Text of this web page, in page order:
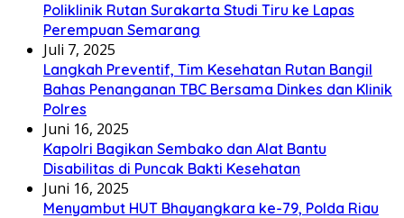
Poliklinik Rutan Surakarta Studi Tiru ke Lapas
Perempuan Semarang
Juli 7, 2025
Langkah Preventif, Tim Kesehatan Rutan Bangil
Bahas Penanganan TBC Bersama Dinkes dan Klinik
Polres
Juni 16, 2025
Kapolri Bagikan Sembako dan Alat Bantu
Disabilitas di Puncak Bakti Kesehatan
Juni 16, 2025
Menyambut HUT Bhayangkara ke-79, Polda Riau